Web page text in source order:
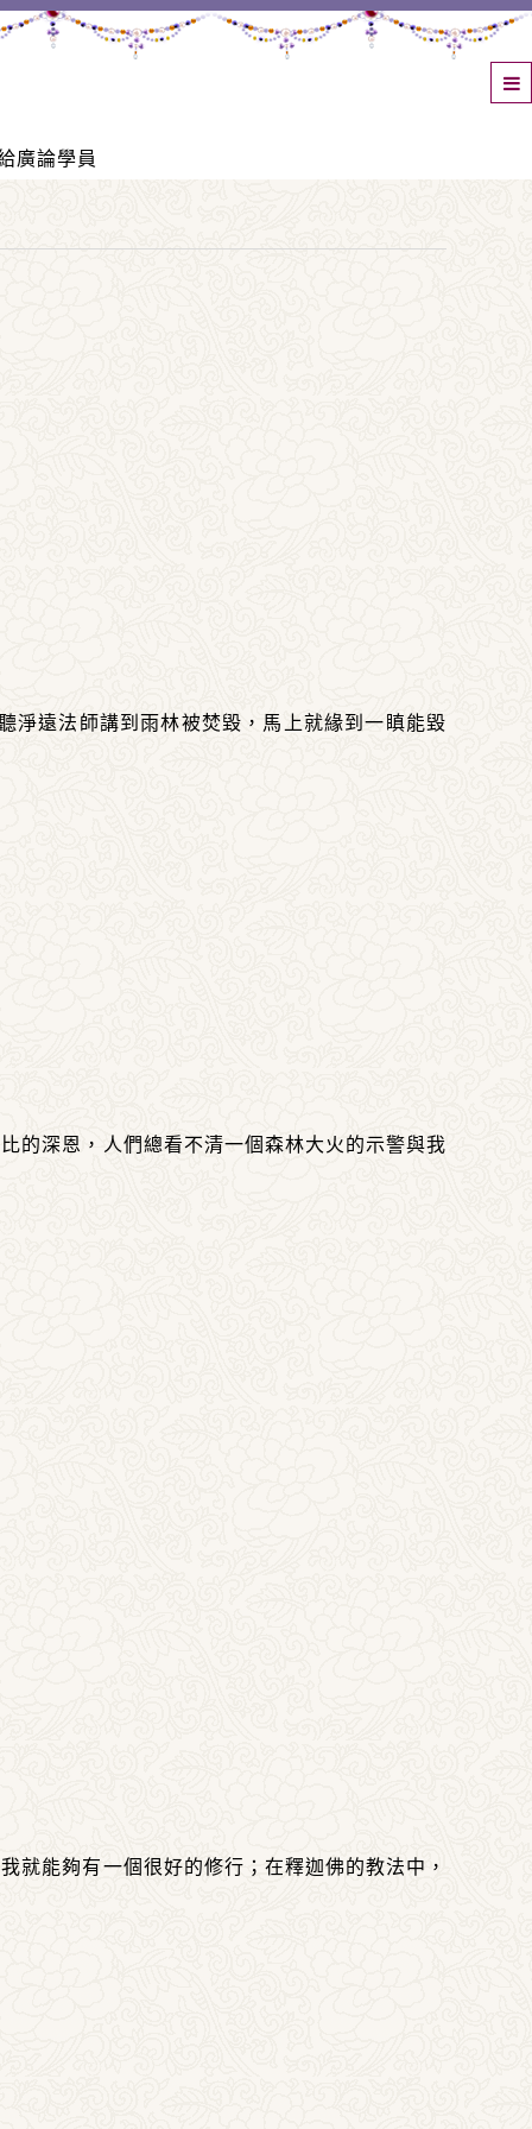
廣論學員
淨遠法師講到雨林被焚毀，馬上就緣到一瞋能毀
的深恩，人們總看不清一個森林大火的示警與我
就能夠有一個很好的修行；在釋迦佛的教法中，